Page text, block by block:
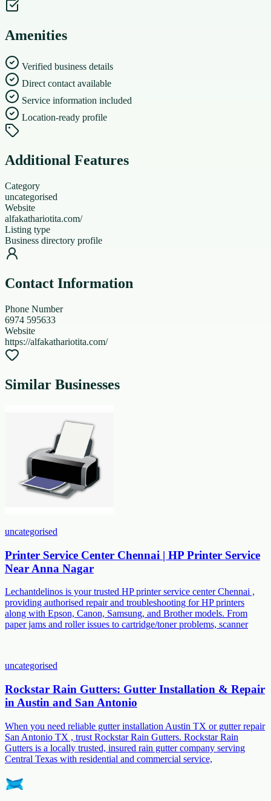
Amenities
Verified business details
Direct contact available
Service information included
Location-ready profile
Additional Features
Category
uncategorised
Website
alfakathariotita.com/
Listing type
Business directory profile
Contact Information
Phone Number
6974 595633
Website
https://alfakathariotita.com/
Similar Businesses
uncategorised
Printer Service Center Chennai | HP Printer Service
Near Anna Nagar
Lechantdelinos is your trusted HP printer service center Chennai ,
providing authorised repair and troubleshooting for HP printers
along with Epson, Canon, Samsung, and Brother models. From
paper jams and roller issues to cartridge/toner problems, scanner
uncategorised
Rockstar Rain Gutters: Gutter Installation & Repair
in Austin and San Antonio
When you need reliable gutter installation Austin TX or gutter repair
San Antonio TX , trust Rockstar Rain Gutters. Rockstar Rain
Gutters is a locally trusted, insured rain gutter company serving
Central Texas with residential and commercial service,